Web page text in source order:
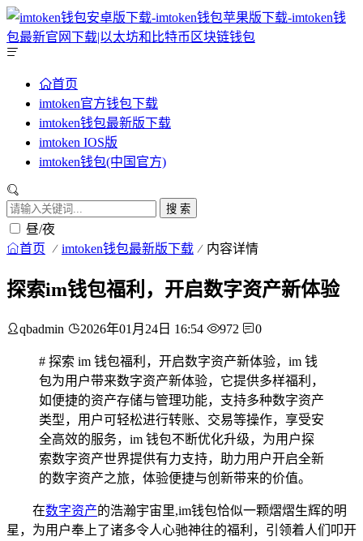
首页
imtoken官方钱包下载
imtoken钱包最新版下载
imtoken IOS版
imtoken钱包(中国官方)
搜 索
昼/夜
首页 imtoken钱包最新版下载 内容详情
探索im钱包福利，开启数字资产新体验
qbadmin 2026年01月24日 16:54 972 0
# 探索 im 钱包福利，开启数字资产新体验，im 钱
包为用户带来数字资产新体验，它提供多样福利，
如便捷的资产存储与管理功能，支持多种数字资产
类型，用户可轻松进行转账、交易等操作，享受安
全高效的服务，im 钱包不断优化升级，为用户探
索数字资产世界提供有力支持，助力用户开启全新
的数字资产之旅，体验便捷与创新带来的价值。
在数字资产的浩瀚宇宙里,im钱包恰似一颗熠熠生辉的明
星，为用户奉上了诸多令人心驰神往的福利，引领着人们叩开